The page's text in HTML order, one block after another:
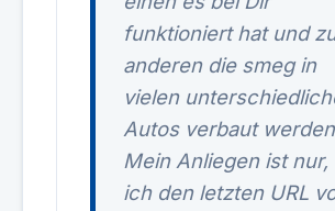
funktioniert hat und
anderen die smeg in
vielen
Autos verbaut
Mein Anliegen ist nur,
ich den letzten URL